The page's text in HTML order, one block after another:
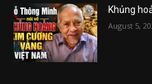
Khủng
August 5,